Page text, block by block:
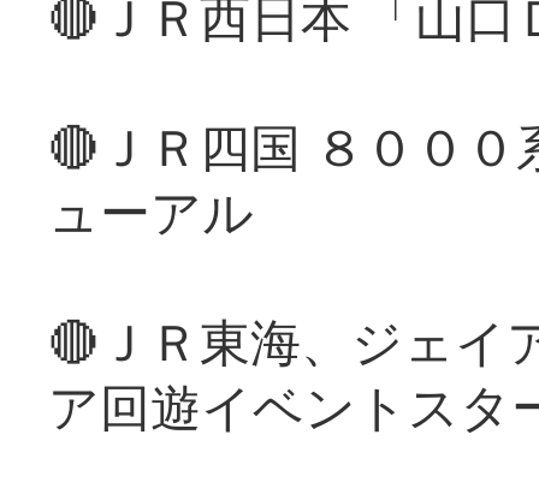
🔴ＪＲ西日本 「山
🔴ＪＲ四国 ８００
ューアル
🔴ＪＲ東海、ジェイ
ア回遊イベントスタ